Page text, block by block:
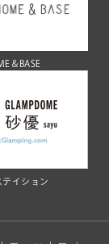
＆BASE
テイション